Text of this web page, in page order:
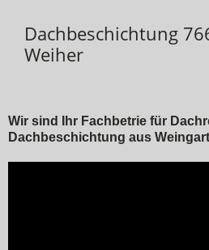
Dachbeschichtung
Weiher
Wir sind Ihr Fachbetrie für
Dachbeschichtung aus